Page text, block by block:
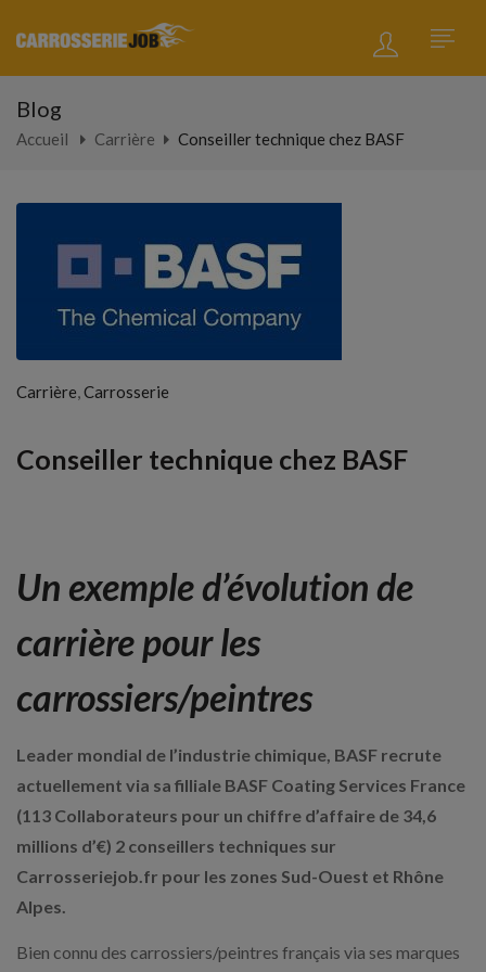
Blog
Accueil Carrière Conseiller technique chez BASF
Carrière,Carrosserie
Conseiller technique chez BASF
Un exemple d’évolution de
carrière pour les
carrossiers/peintres
Leader mondial de l’industrie chimique, BASF recrute
actuellement via sa filliale BASF Coating Services France
(113 Collaborateurs pour un chiffre d’affaire de 34,6
millions d’€) 2 conseillers techniques sur
Carrosseriejob.fr pour les zones Sud-Ouest et Rhône
Alpes.
Bien connu des carrossiers/peintres français via ses marques